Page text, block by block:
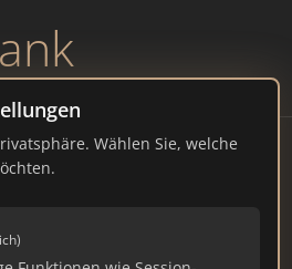
Wählen Sie, welche
– Ranking Juli